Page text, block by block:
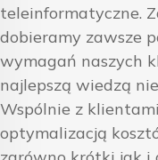
teleinformatyczne.
dobieramy zawsze
wymagań naszych
najlepszą wiedzą
Wspólnie z
optymalizacją